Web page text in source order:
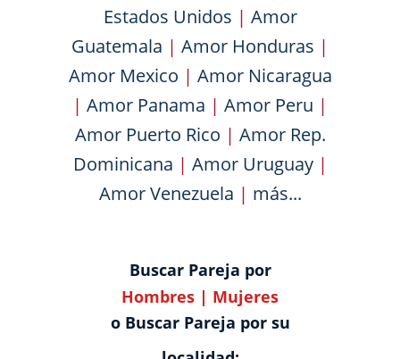
Estados Unidos | Amor
Guatemala | Amor Honduras |
Amor Mexico | Amor Nicaragua
| Amor Panama | Amor Peru |
Amor Puerto Rico | Amor Rep.
Dominicana | Amor Uruguay|
Amor Venezuela | más...
Buscar Pareja por
Hombres | Mujeres
o Buscar Pareja por su